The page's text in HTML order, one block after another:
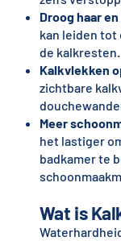
Droog haar
kan leiden tot
de kalkresten.
Kalkvlekken
zichtbare
Meer
het lastiger
badkamer te
Wat is